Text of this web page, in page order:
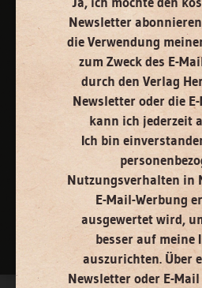
Vertrag widerrufen
Nach oben
Newsletter abonnieren
die Verwendung
zum Zweck des E-
durch den Verlag
Newsletter oder die
kann ich jederzeit
Ich bin
Nutzungsverhalten in
E-Mail-Werbung
ausgewertet wird,
besser auf meine
auszurichten. Über
Newsletter oder E-